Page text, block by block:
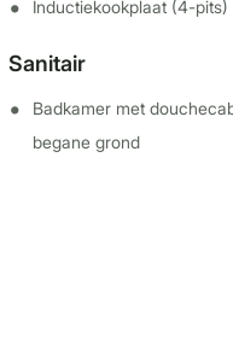
Inductiekookplaat (4-pits)
Sanitair
Badkamer met
begane grond